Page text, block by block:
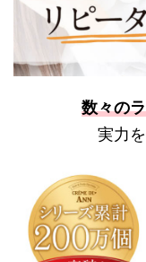
数々の
実力